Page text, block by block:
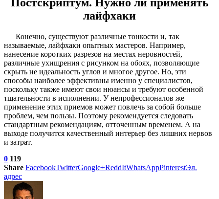
лайфхаки
Конечно, существуют различные тонкости и, так
называемые, лайфхаки опытных мастеров. Например,
нанесение коротких разрезов на местах неровностей,
различные ухищрения с рисунком на обоях, позволяющие
скрыть не идеальность углов и многое другое. Но, эти
способы наиболее эффективны именно у специалистов,
поскольку также имеют свои нюансы и требуют особенной
тщательности в исполнении. У непрофессионалов же
применение этих приемов может повлечь за собой больше
проблем, чем пользы. Поэтому рекомендуется следовать
стандартным рекомендациям, отточенным временем. А на
выходе получится качественный интерьер без лишних нервов
и затрат.
0 119
Share FacebookTwitterGoogle+ReddItWhatsAppPinterestЭл.
адрес